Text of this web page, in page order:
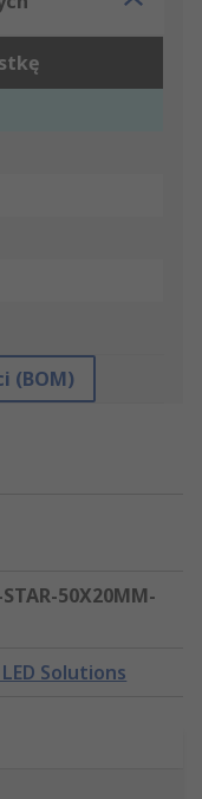
(BOM)
50X20MM-
Solutions